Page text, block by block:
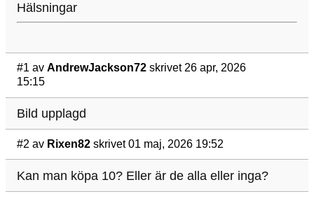
Hälsningar
#1 av AndrewJackson72 skrivet 26 apr, 2026
15:15
Bild upplagd
#2 av Rixen82 skrivet 01 maj, 2026 19:52
Kan man köpa 10? Eller är de alla eller inga?